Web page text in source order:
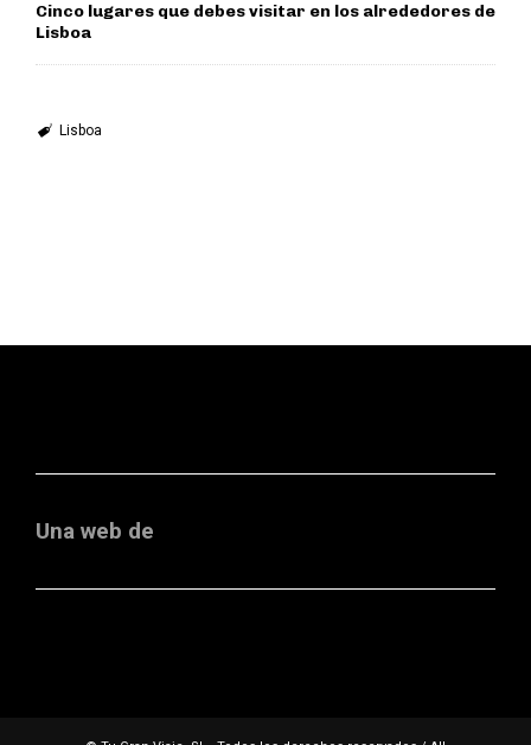
Cinco lugares que debes visitar en los alrededores de
Lisboa
Lisboa
Una web de